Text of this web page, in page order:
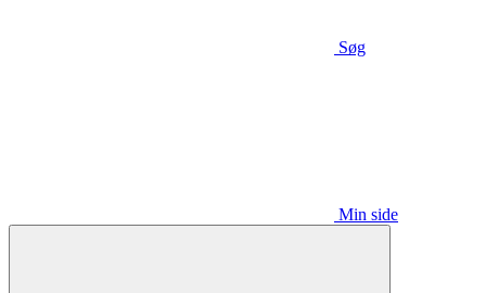
Søg
Min side